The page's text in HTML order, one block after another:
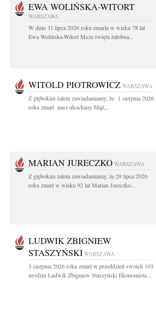
EWA WOLIŃSKA-WITORT
WARSZAWA
W dniu 31 lipca 2026 roku zmarła w wieku 78 lat
Ewa Wolińska-Witort Msza święta żałobna...
WITOLD PIOTROWICZ WARSZAWA
Z głębokim żalem zawiadamiamy, że 1 sierpnia 2026
roku zmarł nasz ukochany Mąż,...
MARIAN JURECZKO WARSZAWA
Z głębokim żalem zawiadamiamy, że 29 lipca 2026
roku zmarł w wieku 92 lat Marian Jureczko...
LUDWIK ZBIGNIEW
STASZYŃSKI WARSZAWA
3 sierpnia 2026 roku zmarł w przeddzień swoich 103
urodzin Ludwik Zbigniew Staszyński Ekonomista...